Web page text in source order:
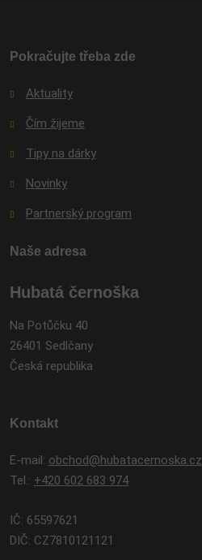
odeslat.
Pokračujte třeba zde
Aktuality
Čím žijeme
Tipy na dárky
Novinky
Partnerský program
Naše adresa
Hubatá černoška
Na Potůčku 40
26401 Sedlčany
Česká republika
Kontakt
E-mail: obchod@hubatacernoska.cz
Tel.: +420 602 683 974
IČ: 65597621
DIČ: CZ7810121121